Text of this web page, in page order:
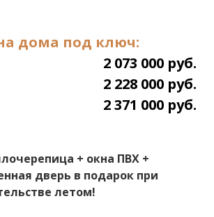
дома под ключ:
2 073 000 руб.
2 228 000 руб.
2 371 000 руб.
+ окна ПВХ +
дверь в подарок при
летом!